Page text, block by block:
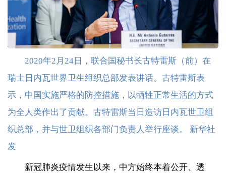
2020年2月24日，联合国秘书长古特雷斯（前）在
瑞士日内瓦世界卫生组织总部发表讲话。古特雷斯表
示，中国实施严格的防控措施，以牺牲正常生活的方式
为全人类作出了贡献。古特雷斯当日造访日内瓦世卫组
织总部，并与世卫组织各部门负责人举行座谈。 新华社
发
新冠肺炎疫情发生以来，中方始终本着公开、透